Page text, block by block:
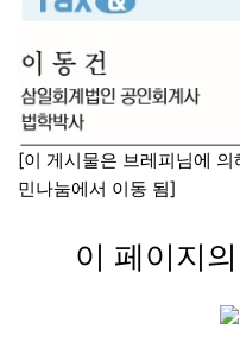
[이 게시물은 브레피님에
민나눔에서 이동 됨]
이 페이지